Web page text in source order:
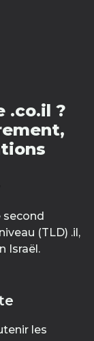
.co.il ?
second
(TLD) .il,
Israël.
les